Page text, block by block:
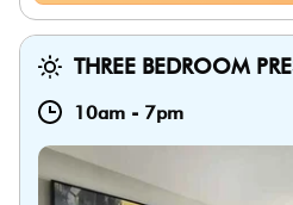
THREE BEDROOM
10am - 7pm